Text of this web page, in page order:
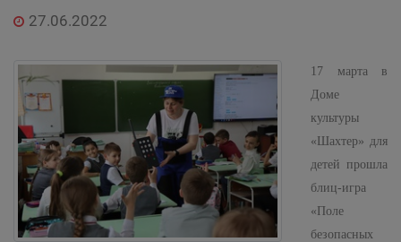
27.06.2022
17 марта в
Доме
культуры
«Шахтер» для
детей прошла
блиц-игра
«Поле
безопасных